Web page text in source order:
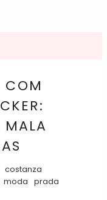
COM
costanza
moda
prada